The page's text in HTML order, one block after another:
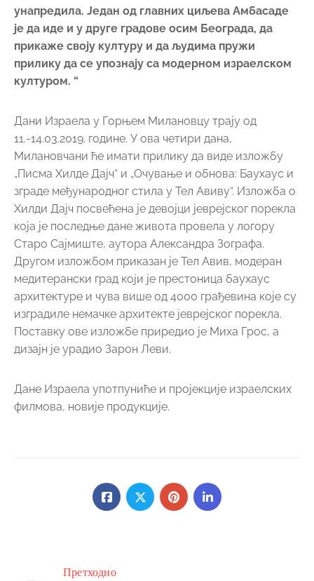
унапредила. Један од главних циљева Амбасаде
је да иде и у друге градове осим Београда, да
прикаже своју културу и да људима пружи
прилику да се упознају са модерном израелском
културом. “
Дани Израела у Горњем Милановцу трају од
11.-14.03.2019. године. У ова четири дана,
Милановчани ће имати прилику да виде изложбу
„Писма Хилде Дајч“ и „Очување и обнова: Баухаус и
зграде међународног стила у Тел Авиву“. Изложба о
Хилди Дајч посвећена је девојци јеврејског порекла
која је последње дане живота провела у логору
Старо Сајмиште, аутора Александра Зографа.
Другом изложбом приказан је Тел Авив, модеран
медитерански град који је престоница баухаус
архитектуре и чува више од 4000 грађевина које су
изградиле немачке архитекте јеврејског порекла.
Поставку ове изложбе приредио је Миха Грос, а
дизајн је урадио Зарон Леви.
Дане Израела употпуниће и пројекције израелских
филмова, новије продукције.
Претходно